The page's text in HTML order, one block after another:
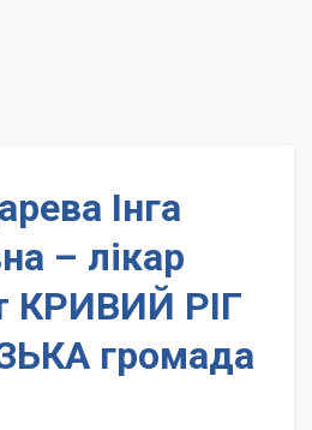
Інга
– лікар
КРИВИЙ РІГ
громада